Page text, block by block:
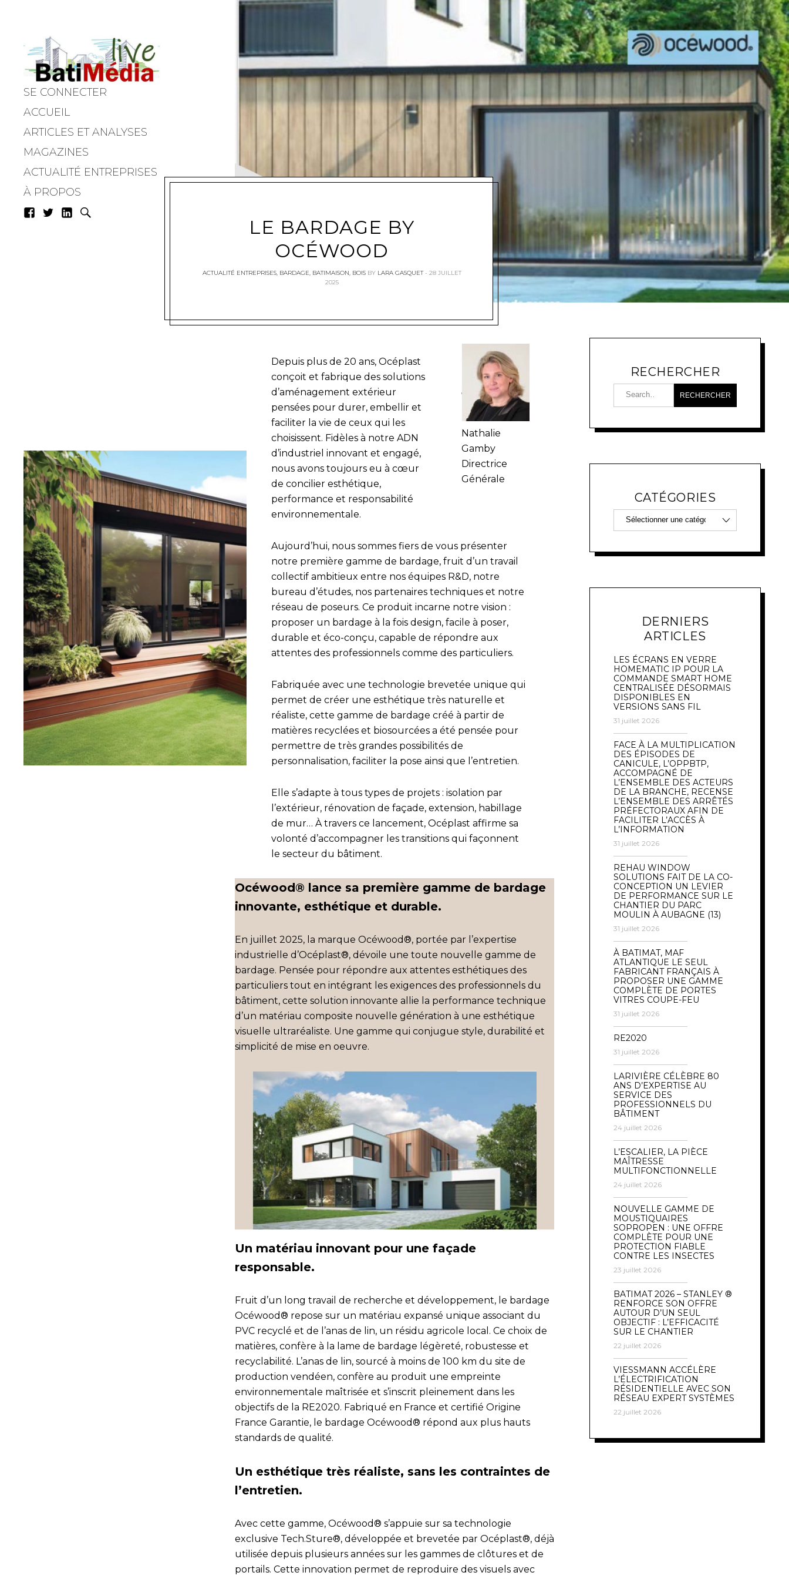
Batimedialive
SE CONNECTER
ACCUEIL
ARTICLES ET ANALYSES
MAGAZINES
ACTUALITÉ ENTREPRISES
À PROPOS
LE BARDAGE BY
OCÉWOOD
ACTUALITÉ ENTREPRISES, BARDAGE, BATIMAISON, BOIS BY LARA GASQUET
28 JUILLET
2025
Nathalie
Gamby
Directrice
Générale
Depuis plus de 20 ans, Océplast
conçoit et fabrique des solutions
d’aménagement extérieur
pensées pour durer, embellir et
faciliter la vie de ceux qui les
choisissent. Fidèles à notre ADN
d’industriel innovant et engagé,
nous avons toujours eu à cœur
de concilier esthétique,
performance et responsabilité
environnementale.
Aujourd’hui, nous sommes fiers de vous présenter
notre première gamme de bardage, fruit d’un travail
collectif ambitieux entre nos équipes R&D, notre
bureau d’études, nos partenaires techniques et notre
réseau de poseurs. Ce produit incarne notre vision :
proposer un bardage à la fois design, facile à poser,
durable et éco-conçu, capable de répondre aux
attentes des professionnels comme des particuliers.
Fabriquée avec une technologie brevetée unique qui
permet de créer une esthétique très naturelle et
réaliste, cette gamme de bardage créé à partir de
matières recyclées et biosourcées a été pensée pour
permettre de très grandes possibilités de
personnalisation, faciliter la pose ainsi que l’entretien.
Elle s’adapte à tous types de projets : isolation par
l’extérieur, rénovation de façade, extension, habillage
de mur… À travers ce lancement, Océplast affirme sa
volonté d’accompagner les transitions qui façonnent
le secteur du bâtiment.
Océwood® lance sa première gamme de bardage
innovante, esthétique et durable.
En juillet 2025, la marque Océwood®, portée par l’expertise
industrielle d’Océplast®, dévoile une toute nouvelle gamme de
bardage. Pensée pour répondre aux attentes esthétiques des
particuliers tout en intégrant les exigences des professionnels du
bâtiment, cette solution innovante allie la performance technique
d’un matériau composite nouvelle génération à une esthétique
visuelle ultraréaliste. Une gamme qui conjugue style, durabilité et
simplicité de mise en oeuvre.
Un matériau innovant pour une façade
responsable.
Fruit d’un long travail de recherche et développement, le bardage
Océwood® repose sur un matériau expansé unique associant du
PVC recyclé et de l’anas de lin, un résidu agricole local. Ce choix de
matières, confère à la lame de bardage légèreté, robustesse et
recyclabilité. L’anas de lin, sourcé à moins de 100 km du site de
production vendéen, confère au produit une empreinte
environnementale maîtrisée et s’inscrit pleinement dans les
objectifs de la RE2020. Fabriqué en France et certifié Origine
France Garantie, le bardage Océwood® répond aux plus hauts
standards de qualité.
Un esthétique très réaliste, sans les contraintes de
l’entretien.
Avec cette gamme, Océwood® s’appuie sur sa technologie
exclusive Tech.Sture®, développée et brevetée par Océplast®, déjà
utilisée depuis plusieurs années sur les gammes de clôtures et de
portails. Cette innovation permet de reproduire des visuels avec
RECHERCHER
CATÉGORIES
DERNIERS
ARTICLES
LES ÉCRANS EN VERRE
HOMEMATIC IP POUR LA
COMMANDE SMART HOME
CENTRALISÉE DÉSORMAIS
DISPONIBLES EN
VERSIONS SANS FIL
31 juillet 2026
FACE À LA MULTIPLICATION
DES ÉPISODES DE
CANICULE, L’OPPBTP,
ACCOMPAGNÉ DE
L’ENSEMBLE DES ACTEURS
DE LA BRANCHE, RECENSE
L’ENSEMBLE DES ARRÊTÉS
PRÉFECTORAUX AFIN DE
FACILITER L’ACCÈS À
L’INFORMATION
31 juillet 2026
REHAU WINDOW
SOLUTIONS FAIT DE LA CO-
CONCEPTION UN LEVIER
DE PERFORMANCE SUR LE
CHANTIER DU PARC
MOULIN À AUBAGNE (13)
31 juillet 2026
À BATIMAT, MAF
ATLANTIQUE LE SEUL
FABRICANT FRANÇAIS À
PROPOSER UNE GAMME
COMPLÈTE DE PORTES
VITRES COUPE-FEU
31 juillet 2026
RE2020
31 juillet 2026
LARIVIÈRE CÉLÈBRE 80
ANS D’EXPERTISE AU
SERVICE DES
PROFESSIONNELS DU
BÂTIMENT
24 juillet 2026
L’ESCALIER, LA PIÈCE
MAÎTRESSE
MULTIFONCTIONNELLE
24 juillet 2026
NOUVELLE GAMME DE
MOUSTIQUAIRES
SOPROPEN : UNE OFFRE
COMPLÈTE POUR UNE
PROTECTION FIABLE
CONTRE LES INSECTES
23 juillet 2026
BATIMAT 2026 – STANLEY ®
RENFORCE SON OFFRE
AUTOUR D’UN SEUL
OBJECTIF : L’EFFICACITÉ
SUR LE CHANTIER
22 juillet 2026
VIESSMANN ACCÉLÈRE
L’ÉLECTRIFICATION
RÉSIDENTIELLE AVEC SON
RÉSEAU EXPERT SYSTÈMES
22 juillet 2026